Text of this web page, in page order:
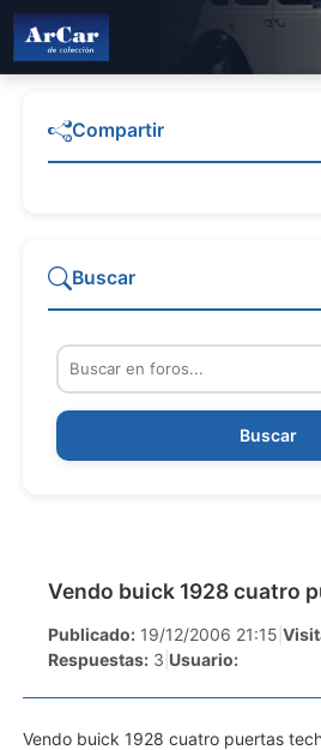
Vendo buick 1928 cuatro
Publicado: 19/12/2006 21:15
Respuestas: 3 Usuario:
Vendo buick 1928 cuatro puertas
Compartir
Buscar
Buscar